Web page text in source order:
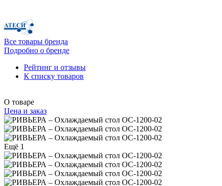
Все товары бренда
Подробно о бренде
Рейтинг и отзывы
К списку товаров
О товаре
Цена и заказ
Ещё 1